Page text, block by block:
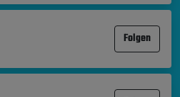
Folgen